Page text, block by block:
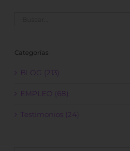
Categorías
BLOG (213)
EMPLEO (68)
Testimonios (24)